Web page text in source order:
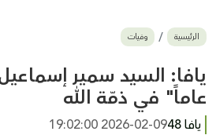
بيع وشراء
أخبار القدس
وفيات
المزيد
ارسل خبر
الرئيسية وفيات
عاماً" في ذمّة الله
يافا 48
2026-02-09 19:02:00